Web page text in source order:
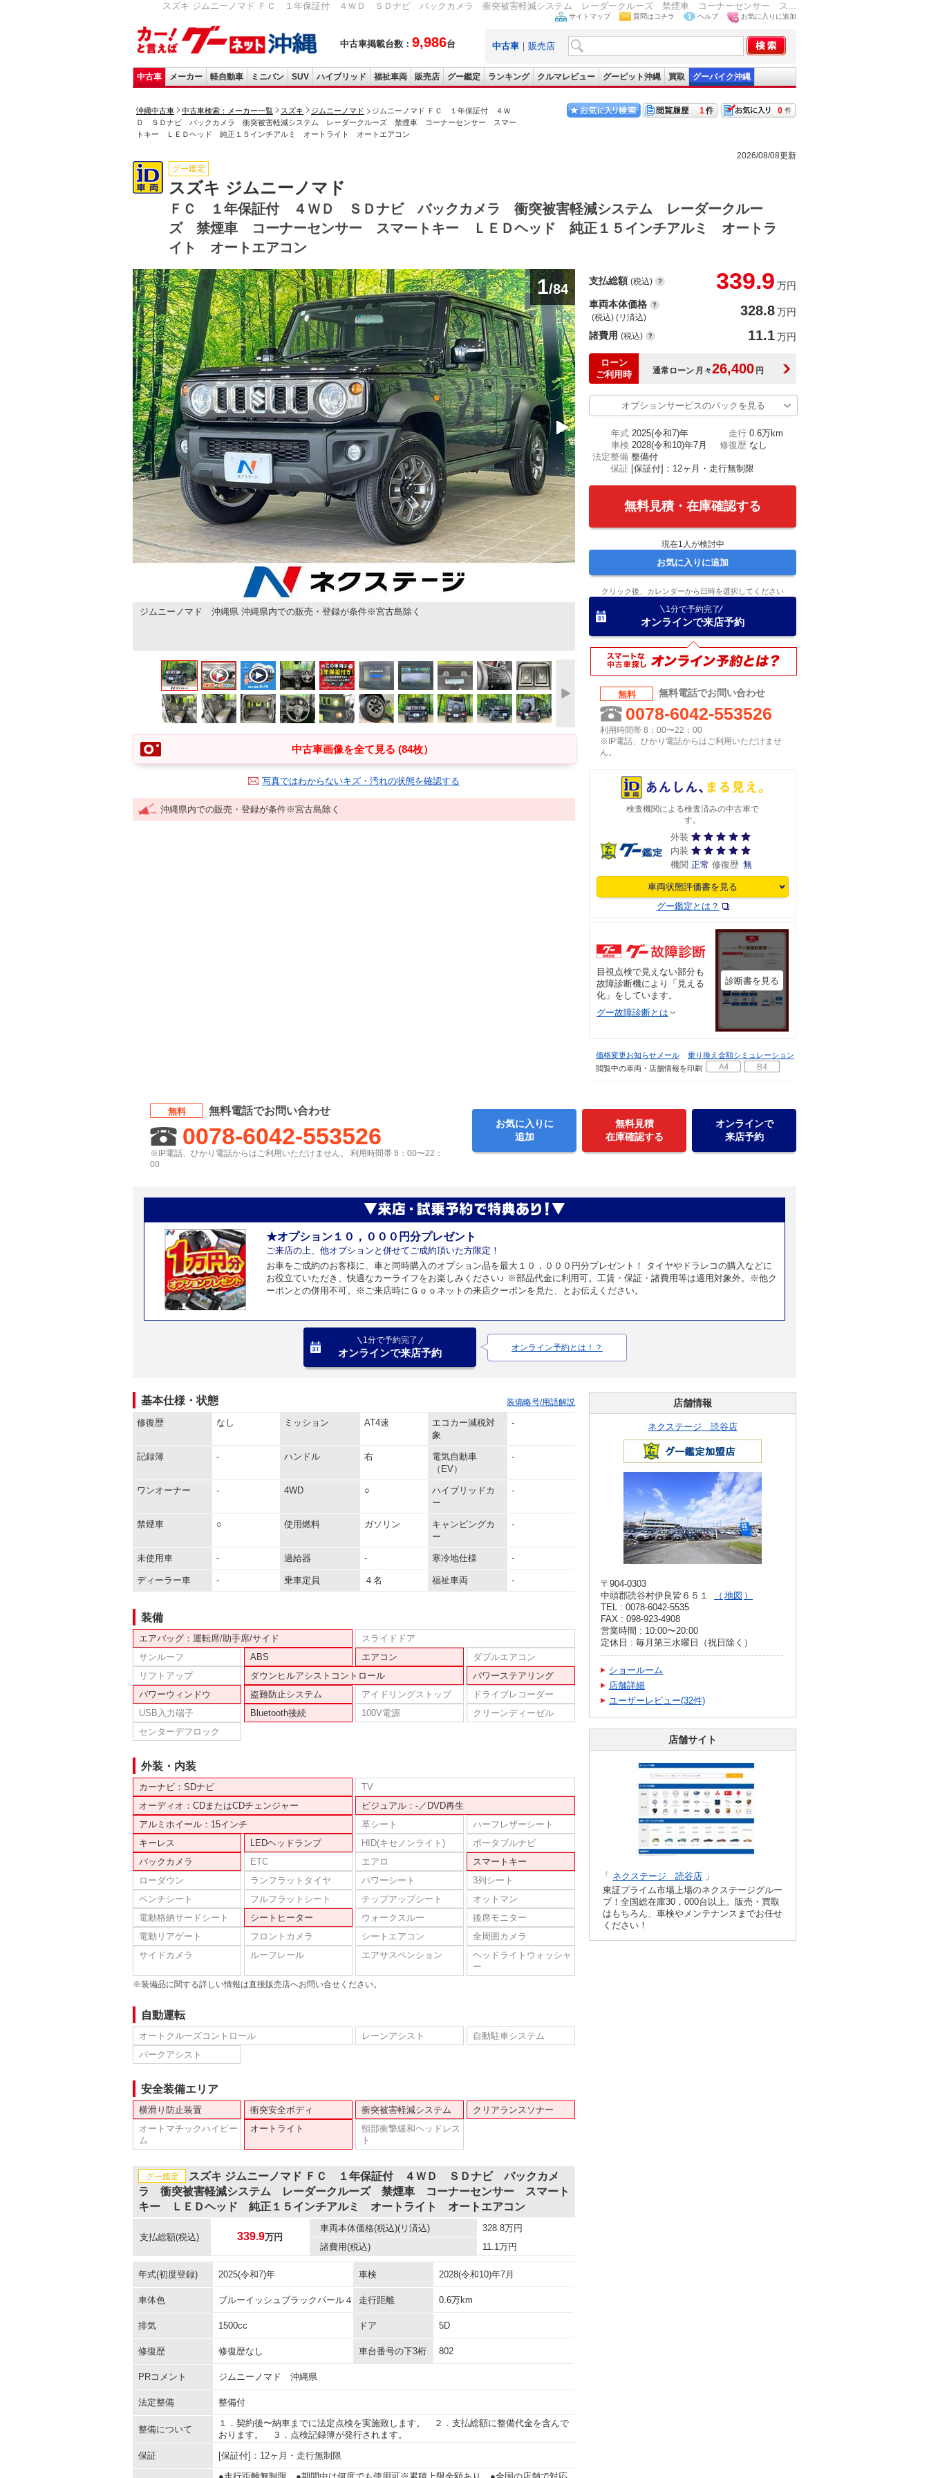
スズキ ジムニーノマド ＦＣ １年保証付 ４ＷＤ ＳＤナビ バックカメラ 衝突被害軽減システム レーダークルーズ 禁煙車 コーナーセンサー ス...
中古車掲載台数： 9,986台
サイトマップ 質問はコチラ ヘルプ お気に入りに追加
中古車 ｜ 販売店
中古車 メーカー 軽自動車 ミニバン SUV ハイブリッド 福祉車両 販売店 グー鑑定 ランキング クルマレビュー グーピット沖縄 買取 グーバイク沖縄
沖縄中古車 中古車検索：メーカー一覧 スズキ ジムニーノマド
ジムニーノマド ＦＣ １年保証付 ４Ｗ
Ｄ ＳＤナビ バックカメラ 衝突被害軽減システム レーダークルーズ 禁煙車 コーナーセンサー スマー
トキー ＬＥＤヘッド 純正１５インチアルミ オートライト オートエアコン
0
1
2026/08/08更新
グー鑑定
スズキ ジムニーノマド
ＦＣ １年保証付 ４ＷＤ ＳＤナビ バックカメラ 衝突被害軽減システム レーダークルー
ズ 禁煙車 コーナーセンサー スマートキー ＬＥＤヘッド 純正１５インチアルミ オートラ
イト オートエアコン
ジムニーノマド 沖縄県 沖縄県内での販売・登録が条件※宮古島除く
1/84
中古車画像を全て見る (84枚）
写真ではわからないキズ・汚れの状態を確認する
沖縄県内での販売・登録が条件※宮古島除く
支払総額 (税込) 339.9 万円
車両本体価格
(税込) (リ済込) 328.8万円
諸費用 (税込) 11.1万円
ローン
ご利用時
通常ローン 月々26,400 円
オプションサービスのパックを見る
年式 2025(令和7)年 走行 0.6万km
車検 2028(令和10)年7月 修復歴 なし
法定整備 整備付
保証 [保証付]：12ヶ月・走行無制限
無料見積・在庫確認する
現在1 人が検討中
お気に入りに追加
クリック後、カレンダーから日時を選択してください
1分で予約完了
オンラインで来店予約
無料 無料電話でお問い合わせ
0078-6042-553526
利用時間帯 8：00〜22：00
※IP電話、ひかり電話からはご利用いただけませ
ん。
検査機関による検査済みの中古車で
す。
外装
内装
機関 正常 修復歴 無
車両状態評価書を見る
グー鑑定とは？
目視点検で見えない部分も
故障診断機により「見える
化」をしています。
グー故障診断とは
診断書を見る
価格変更お知らせメール
乗り換え金額シミュレーション
閲覧中の車両・店舗情報を印刷
無料 無料電話でお問い合わせ
0078-6042-553526
※IP電話、ひかり電話からはご利用いただけません。 利用時間帯 8：00〜22：
00
お気に入りに
追加
無料見積
在庫確認する
オンラインで
来店予約
★オプション１０，０００円分プレゼント
ご来店の上、他オプションと併せてご成約頂いた方限定！
お車をご成約のお客様に、車と同時購入のオプション品を最大１０，０００円分プレゼント！ タイヤやドラレコの購入などに
お役立ていただき、快適なカーライフをお楽しみください♪ ※部品代金に利用可。工賃・保証・諸費用等は適用対象外。※他ク
ーポンとの併用不可。※ご来店時にＧｏｏネットの来店クーポンを見た、とお伝えください。
1分で予約完了
オンラインで来店予約 オンライン予約とは！？
基本仕様・状態 装備略号/用語解説
修復歴 なし ミッション AT4速
エコカー減税対
象
-
記録簿 - ハンドル 右
電気自動車
（EV）
-
ワンオーナー - 4WD ○
ハイブリッドカ
ー
-
禁煙車 ○ 使用燃料 ガソリン
キャンピングカ
ー
-
未使用車 - 過給器 - 寒冷地仕様 -
ディーラー車 - 乗車定員 ４名 福祉車両 -
装備
エアバッグ：運転席/助手席/サイド
スライドドア
サンルーフ
ABS エアコン
ダブルエアコン
リフトアップ
ダウンヒルアシストコントロール
パワーステアリング
パワーウィンドウ
盗難防止システム アイドリングストップ
ドライブレコーダー
USB入力端子
Bluetooth接続 100V電源
クリーンディーゼル
センターデフロック
外装・内装
カーナビ：SDナビ
TV
オーディオ：CDまたはCDチェンジャー
ビジュアル：-／DVD再生
アルミホイール：15インチ
革シート
ハーフレザーシート
キーレス
LEDヘッドランプ HID(キセノンライト)
ポータブルナビ
バックカメラ
ETC エアロ
スマートキー
ローダウン
ランフラットタイヤ パワーシート
3列シート
ベンチシート
フルフラットシート チップアップシート
オットマン
電動格納サードシート
シートヒーター ウォークスルー
後席モニター
電動リアゲート
フロントカメラ シートエアコン
全周囲カメラ
サイドカメラ
ルーフレール エアサスペンション
ヘッドライトウォッシャ
ー
※装備品に関する詳しい情報は直接販売店へお問い合せください。
自動運転
オートクルーズコントロール レーンアシスト
自動駐車システム
パークアシスト
安全装備エリア
横滑り防止装置 衝突安全ボディ 衝突被害軽減システム
クリアランスソナー
オートマチックハイビー
ム
オートライト
頸部衝撃緩和ヘッドレス
ト
グー鑑定
スズキ ジムニーノマド ＦＣ １年保証付 ４ＷＤ ＳＤナビ バックカメ
ラ 衝突被害軽減システム レーダークルーズ 禁煙車 コーナーセンサー スマート
キー ＬＥＤヘッド 純正１５インチアルミ オートライト オートエアコン
支払総額(税込) 339.9万円
車両本体価格(税込)(リ済込) 328.8万円
諸費用(税込) 11.1 万円
年式(初度登録) 2025(令和7)年 車検 2028(令和10)年7月
車体色 ブルーイッシュブラックパール４ 走行距離 0.6万km
排気 1500cc ドア 5D
修復歴 修復歴なし 車台番号の下3桁 802
PRコメント ジムニーノマド 沖縄県
法定整備 整備付
整備について
１．契約後〜納車までに法定点検を実施致します。 ２．支払総額に整備代金を含んで
おります。 ３．点検記録簿が発行されます。
保証
[保証付]：12ヶ月・走行無制限
店舗情報
ネクステージ 読谷店
〒904-0303
中頭郡読谷村伊良皆６５１
地図
TEL : 0078-6042-5535
FAX : 098-923-4908
営業時間 : 10:00〜20:00
定休日 : 毎月第三水曜日（祝日除く）
ショールーム
店舗詳細
ユーザーレビュー(32件)
店舗サイト
「 ネクステージ 読谷店 」
東証プライム市場上場のネクステージグルー
プ！全国総在庫30，000台以上。販売・買取
はもちろん、車検やメンテナンスまでお任せ
ください！